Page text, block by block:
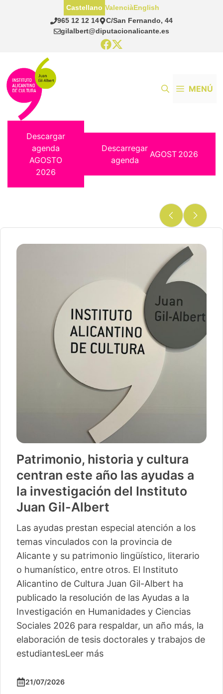
965 12 12 14
C/San Fernando, 44
gilalbert@diputacionalicante.es
Castellano ValenciàEnglish
MENÚ
Descargar
agenda
AGOSTO
2026
Descarregar
agenda
AGOST 2026
Patrimonio, historia y cultura
centran este año las ayudas a
la investigación del Instituto
Juan Gil-Albert
Las ayudas prestan especial atención a los
temas vinculados con la provincia de
Alicante y su patrimonio lingüístico, literario
o humanístico, entre otros. El Instituto
Alicantino de Cultura Juan Gil-Albert ha
publicado la resolución de las Ayudas a la
Investigación en Humanidades y Ciencias
Sociales 2026 para respaldar, un año más, la
elaboración de tesis doctorales y trabajos de
estudiantesLeer más
21/07/2026